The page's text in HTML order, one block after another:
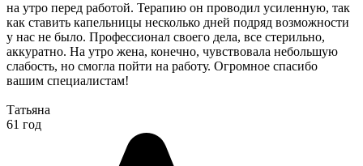
на утро перед работой. Терапию он проводил усиленную, так
как ставить капельницы несколько дней подряд возможности
у нас не было. Профессионал своего дела, все стерильно,
аккуратно. На утро жена, конечно, чувствовала небольшую
слабость, но смогла пойти на работу. Огромное спасибо
вашим специалистам!
Татьяна
61 год